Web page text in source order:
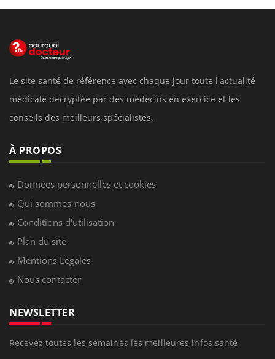
Le site santé de référence avec chaque jour toute l'actualité
médicale decryptée par des médecins en exercice et les
conseils des meilleurs spécialistes.
À PROPOS
Données personnelles et cookies
Qui sommes-nous
Conditions d'utilisation
Plan du site
Mentions Légales
Nous contacter
NEWSLETTER
Recevez toutes les semaines les meilleures infos santé